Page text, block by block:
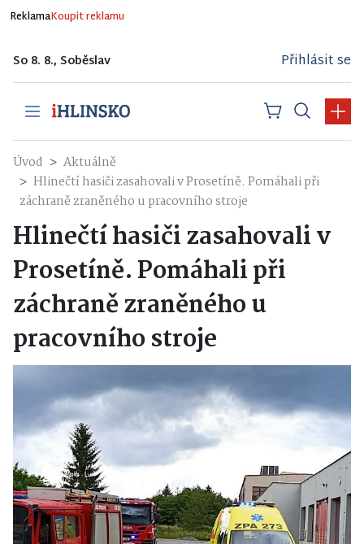
ReklamaKoupit reklamu
So 8. 8., Soběslav Přihlásit se
Úvod
Aktuálně
Hlinečtí hasiči zasahovali v Prosetíně. Pomáhali při
záchraně zraněného u pracovního stroje
Hlinečtí hasiči zasahovali v
Prosetíně. Pomáhali při
záchraně zraněného u
pracovního stroje